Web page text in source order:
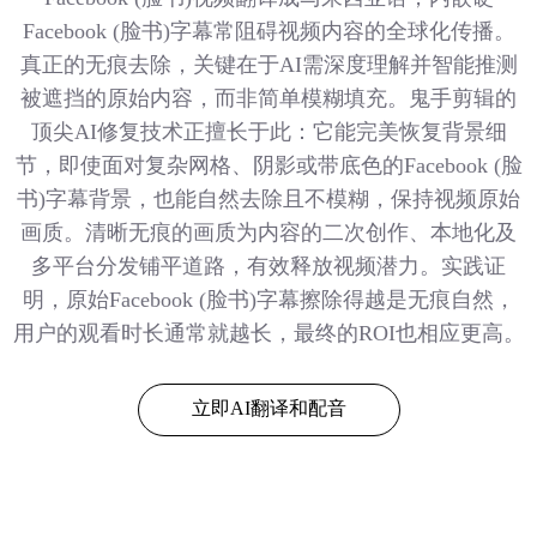
Facebook (脸书)字幕常阻碍视频内容的全球化传播。
真正的无痕去除，关键在于AI需深度理解并智能推测
被遮挡的原始内容，而非简单模糊填充。鬼手剪辑的
顶尖AI修复技术正擅长于此：它能完美恢复背景细
节，即使面对复杂网格、阴影或带底色的Facebook (脸
书)字幕背景，也能自然去除且不模糊，保持视频原始
画质。清晰无痕的画质为内容的二次创作、本地化及
多平台分发铺平道路，有效释放视频潜力。实践证
明，原始Facebook (脸书)字幕擦除得越是无痕自然，
用户的观看时长通常就越长，最终的ROI也相应更高。
立即AI翻译和配音